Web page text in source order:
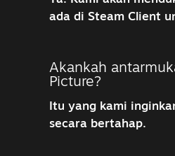
ada di Steam Client
Akankah
Picture?
Itu yang kami
secara bertahap.